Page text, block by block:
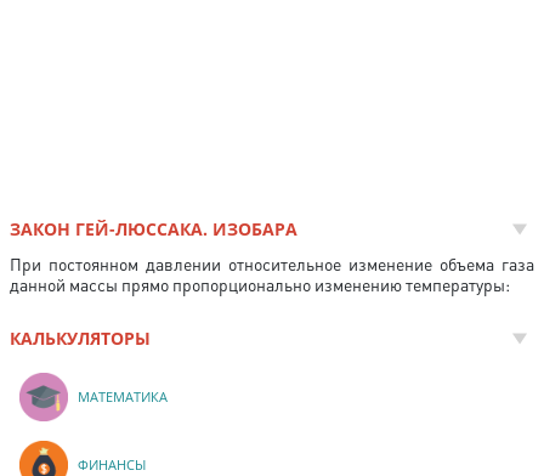
ЗАКОН ГЕЙ-ЛЮССАКА. ИЗОБАРА
При постоянном давлении относительное изменение объема газа
данной массы прямо пропорционально изменению тем­пературы:
КАЛЬКУЛЯТОРЫ
МАТЕМАТИКА
ФИНАНСЫ